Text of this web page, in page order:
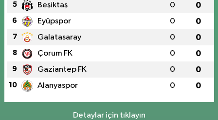
5 Beşiktaş 0 0
6 Eyüpspor 0 0
7 Galatasaray 0 0
8 Çorum FK 0 0
9 Gaziantep FK 0 0
10 Alanyaspor 0 0
Detaylar için tıklayın